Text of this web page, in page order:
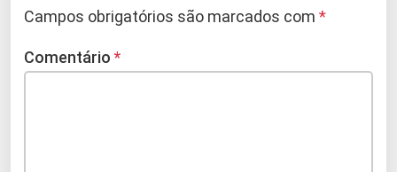
Campos obrigatórios são marcados com *
Comentário *